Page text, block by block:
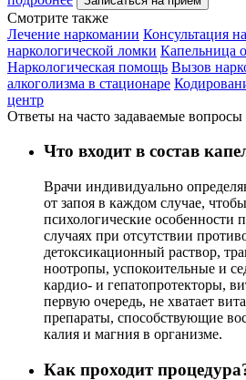
Cмотрите также
Лечение наркомании Консультация
наркологической ломки Капельница
Наркологическая помощь Вызов
алкоголизма в стационаре
центр
Ответы на часто задаваемые вопросы
Что входит в состав
Врачи индивидуально
от запоя в каждом случае,
психологические особенности
случаях при отсутствии
детоксикационный раствор,
ноотропы, успокоительные и
кардио- и гепатопротекторы,
первую очередь, не хватает
препараты, способствующие
калия и магния в организме.
Как проходит